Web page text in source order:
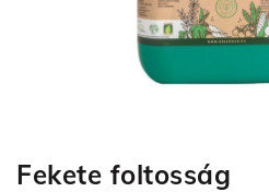
Fekete foltosság